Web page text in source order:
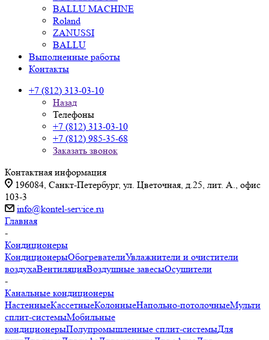
BALLU MACHINE
Roland
ZANUSSI
BALLU
Выполненные работы
Контакты
+7 (812) 313-03-10
Назад
Телефоны
+7 (812) 313-03-10
+7 (812) 985-35-68
Заказать звонок
Контактная информация
196084, Санкт-Петербург, ул. Цветочная, д.25, лит. А., офис
103-3
info@kontel-service.ru
Главная
-
Кондиционеры
КондиционерыОбогревателиУвлажнители и очистители
воздухаВентиляцияВоздушные завесыОсушители
-
Канальные кондиционеры
НастенныеКассетныеКолонныеНапольно-потолочныеМульти
сплит-системыМобильные
кондиционерыПолупромышленные сплит-системыДля